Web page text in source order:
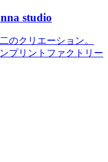
studio
のクリエーション。
プリントファクトリー